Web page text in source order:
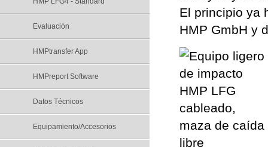
Evaluación
HMPtransfer App
HMPreport Software
Datos Técnicos
Equipamiento/Accesorios
El principio ya
HMP GmbH y